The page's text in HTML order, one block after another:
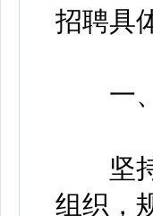
招聘具
一、
坚持“
组织，